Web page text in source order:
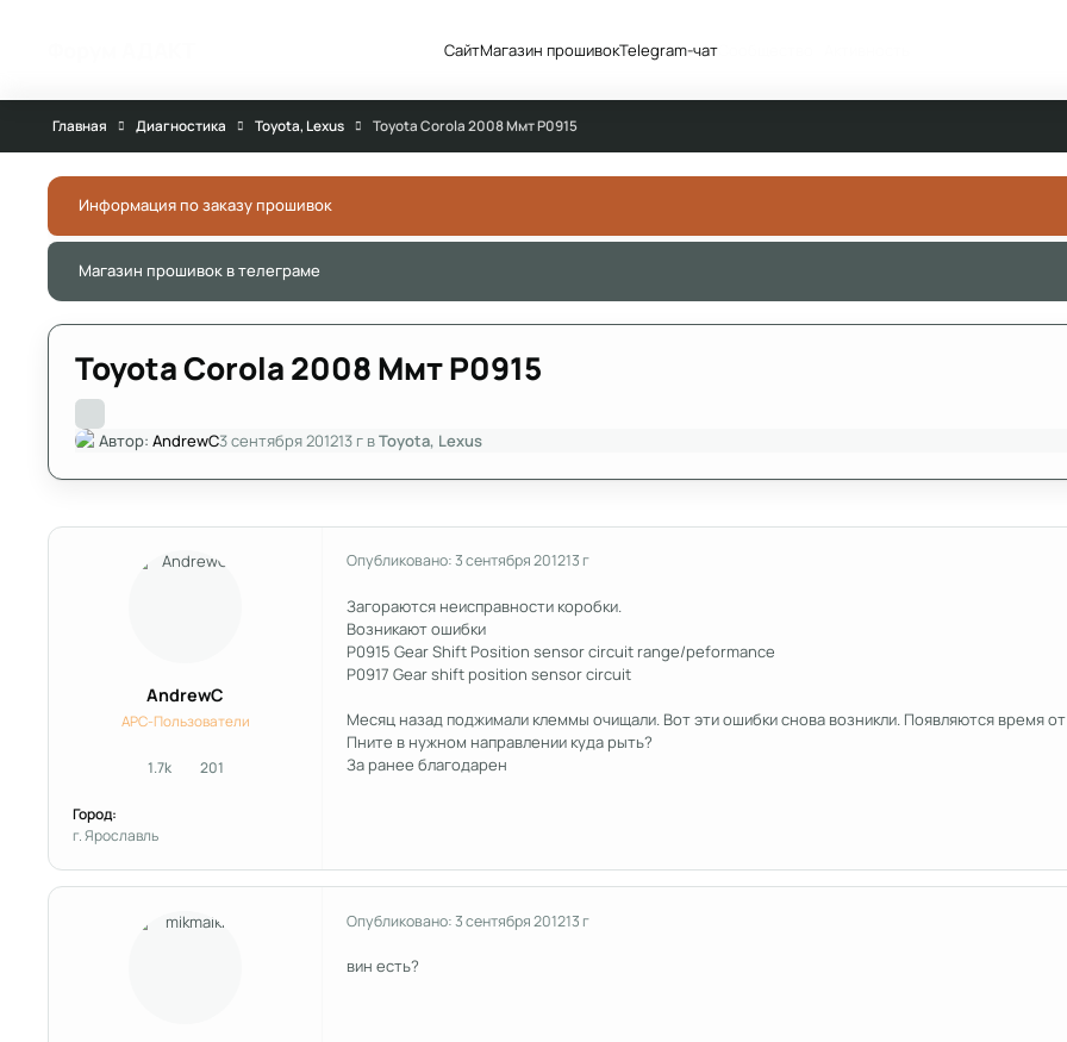
СайтМагазин прошивокTelegram-чатСообщество
Главная Диагностика Toyota, Lexus Toyota Corola 2008 Mмт Р0915
Информация по заказу прошивок
Магазин прошивок в телеграме
Toyota Corola 2008 Mмт Р0915
Автор: AndrewC3 сентября 201213 гвToyota, Lexus
AndrewC
APC-Пользователи
1.7kсообщения
201Репутация
Город:
г. Ярославль
Опубликовано:3 сентября 201213 г
Загораются неисправности коробки.
Возникают ошибки
P0915 Gear Shift Position sensor circuit range/peformance
P0917 Gear shift position sensor circuit
Месяц назад поджимали клеммы очищали. Вот эти ошибки снова возникли. Появляются время
Пните в нужном направлении куда рыть?
За ранее благодарен
Опубликовано:3 сентября 201213 г
вин есть?